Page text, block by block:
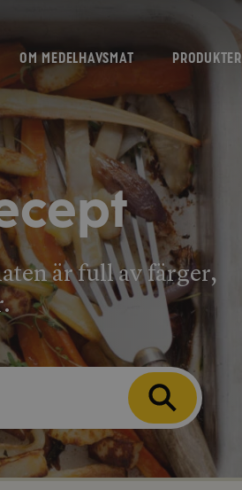
OM MEDELHAVSMAT PRODUKTER
är full av färger,